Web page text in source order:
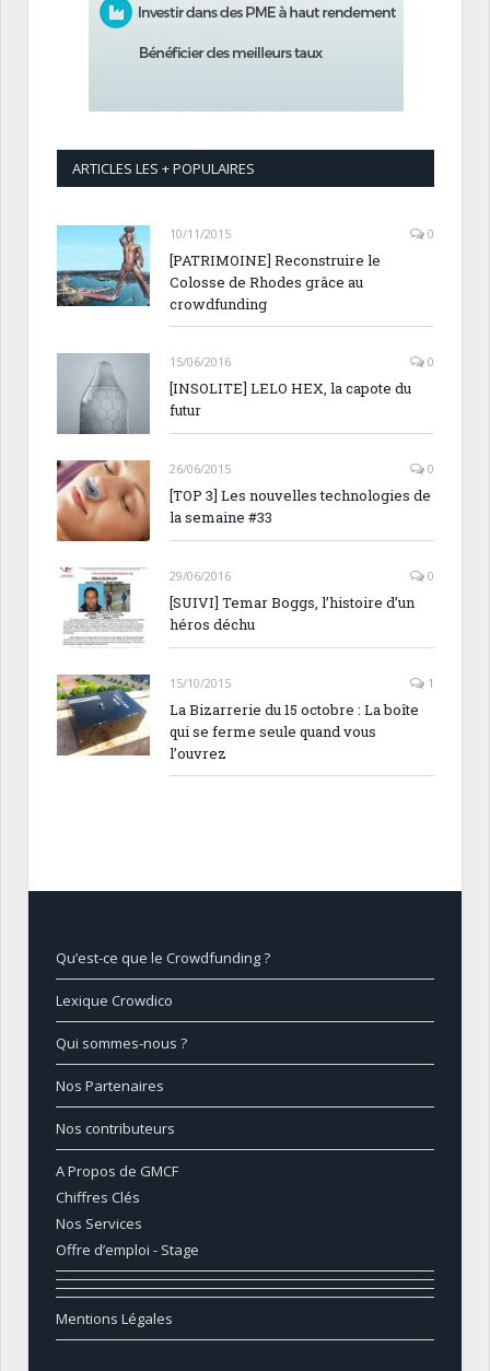
ARTICLES LES + POPULAIRES
10/11/2015 0
[PATRIMOINE] Reconstruire le
Colosse de Rhodes grâce au
crowdfunding
15/06/2016 0
[INSOLITE] LELO HEX, la capote du
futur
26/06/2015 0
[TOP 3] Les nouvelles technologies de
la semaine #33
29/06/2016 0
[SUIVI] Temar Boggs, l’histoire d’un
héros déchu
15/10/2015 1
La Bizarrerie du 15 octobre : La boîte
qui se ferme seule quand vous
l’ouvrez
Qu’est-ce que le Crowdfunding ?
Lexique Crowdico
Qui sommes-nous ?
Nos Partenaires
Nos contributeurs
A Propos de GMCF
Chiffres Clés
Nos Services
Offre d’emploi - Stage
Mentions Légales